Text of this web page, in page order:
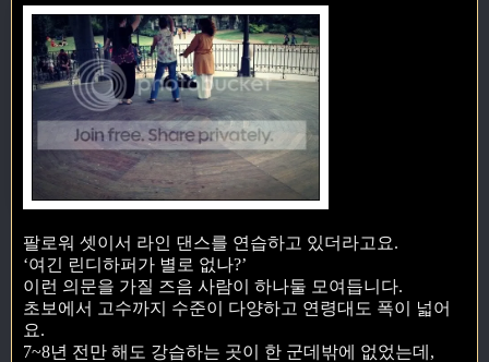
팔로워 셋이서 라인 댄스를 연습하고 있더라고요.
‘여긴 린디하퍼가 별로 없나?’
이런 의문을 가질 즈음 사람이 하나둘 모여듭니다.
초보에서 고수까지 수준이 다양하고 연령대도 폭이 넓어
요.
7~8년 전만 해도 강습하는 곳이 한 군데밖에 없었는데,